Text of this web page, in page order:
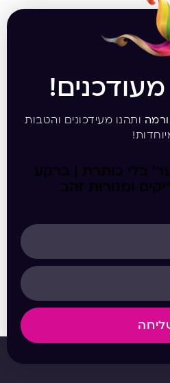
ותהנו מעידכונים והטבות
בלי כותרת | ברקע
ומנורות זהב